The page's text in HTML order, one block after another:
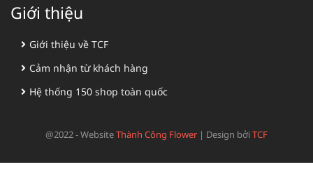
Giới thiệu
Giới thiệu về TCF
Cảm nhận từ khách hàng
Hệ thống 150 shop toàn quốc
@2022 - WebsiteThành Công Flower | Design bởiTCF